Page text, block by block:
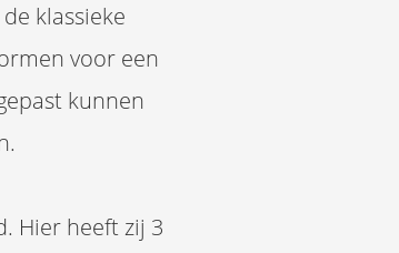
klassieke
voor een
kunnen
Hier heeft zij 3